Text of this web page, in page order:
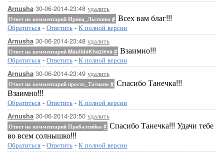
[638x580]
[496x564]
Arnusha 30-06-2014-23:48 удалить
Ответ на комментарий Ирина_Лыткина # Всех вам благ!!!
Обратиться - Ответить - К полной версии
Arnusha 30-06-2014-23:48 удалить
Ответ на комментарий MaulidaKhazieva # Взаимно!!!
Обратиться - Ответить - К полной версии
Arnusha 30-06-2014-23:49 удалить
Ответ на комментарий просто_Татиана # Спасибо Танечка!!!
Взаимно!!!
Обратиться - Ответить - К полной версии
Arnusha 30-06-2014-23:50 удалить
Ответ на комментарий Прибалтийка # Спасибо Танечка!!! Удачи тебе
во всем солнышко!!!
Обратиться - Ответить - К полной версии